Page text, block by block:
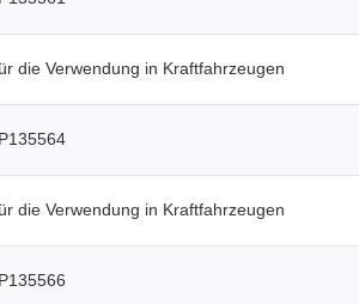
die Verwendung in Kraftfahrzeugen
die Verwendung in Kraftfahrzeugen